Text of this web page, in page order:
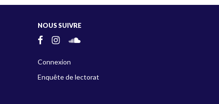
NOUS SUIVRE
Connexion
Enquête de lectorat